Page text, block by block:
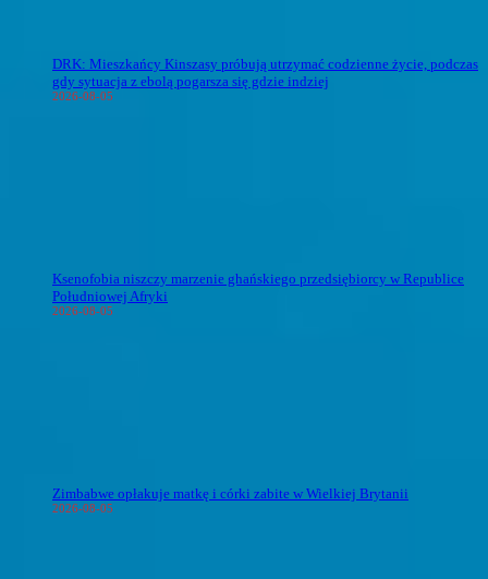
DRK: Mieszkańcy Kinszasy próbują utrzymać codzienne życie, podczas
gdy sytuacja z ebolą pogarsza się gdzie indziej
2026-08-05
Ksenofobia niszczy marzenie ghańskiego przedsiębiorcy w Republice
Południowej Afryki
2026-08-05
Zimbabwe opłakuje matkę i córki zabite w Wielkiej Brytanii
2026-08-05